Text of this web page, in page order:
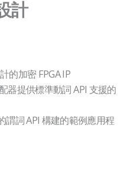
計
的加密 FPGA IP
器提供標準動詞 API 支援的
謂詞 API 構建的範例應用程